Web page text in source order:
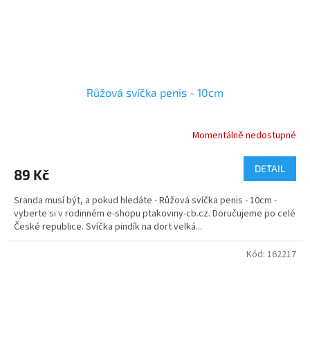
Růžová svíčka penis - 10cm
je
z
5
hvězdiček.
Momentálně nedostupné
89 Kč DETAIL
Sranda musí být, a pokud hledáte - Růžová svíčka penis - 10cm -
vyberte si v rodinném e-shopu ptakoviny-cb.cz. Doručujeme po celé
České republice. Svíčka pindík na dort velká...
Kód: 162217